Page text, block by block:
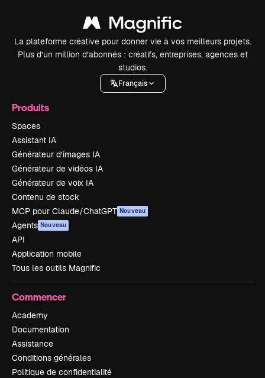
La plateforme créative pour donner vie à vos meilleurs projets.
Plus d’un million d’abonnés : créatifs, entreprises, agences et
studios.
Français
Produits
Spaces
Assistant IA
Générateur d’images IA
Générateur de vidéos IA
Générateur de voix IA
Contenu de stock
MCP pour Claude/ChatGPT Nouveau
Agents Nouveau
API
Application mobile
Tous les outils Magnific
Commencer
Academy
Documentation
Assistance
Conditions générales
Politique de confidentialité